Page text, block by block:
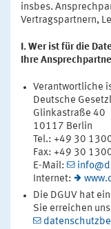
insbes.
Vertragspartnern,
I. Wer ist für die
Ihre
Verantwortliche
Deutsche
Glinkastraße 40
10117 Berlin
Tel.: +49 30
Fax: +49 30
E-Mail:
Internet:
Die DGUV hat
Sie erreichen